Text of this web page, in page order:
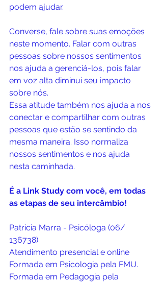
podem ajudar.
Converse, fale sobre suas emoções
neste momento. Falar com outras
pessoas sobre nossos sentimentos
nos ajuda a gerenciá-los, pois falar
em voz alta diminui seu impacto
sobre nós.
Essa atitude também nos ajuda a nos
conectar e compartilhar com outras
pessoas que estão se sentindo da
mesma maneira. Isso normaliza
nossos sentimentos e nos ajuda
nesta caminhada.
É a Link Study com você, em todas
as etapas de seu intercâmbio!
Patricia Marra - Psicóloga (06/
136738)
Atendimento presencial e online
Formada em Psicologia pela FMU.
Formada em Pedagogia pela